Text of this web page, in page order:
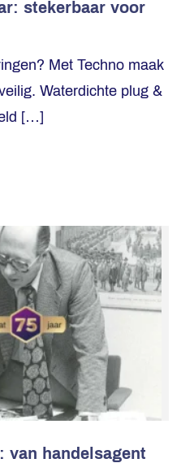
stekerbaar voor
Met Techno maak
Waterdichte plug &
[…]
van handelsagent